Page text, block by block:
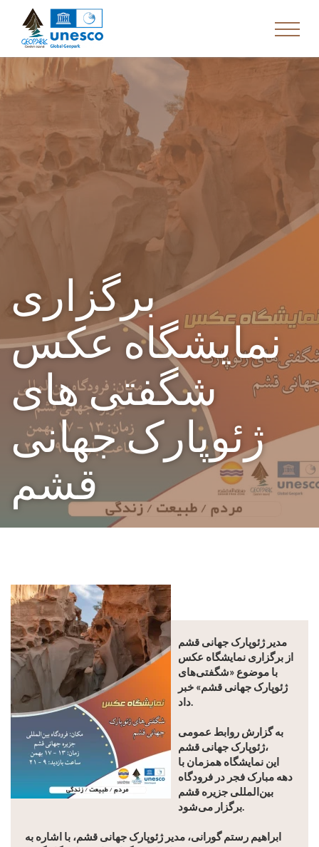
برگزاری
نمایشگاه عکس
شگفتی های
ژئوپارک جهانی
قشم
مدیر ژئوپارک جهانی قشم
از برگزاری نمایشگاه عکس
با موضوع «شگفتی‌های
ژئوپارک جهانی قشم» خبر
داد.
به گزارش روابط عمومی
ژئوپارک جهانی قشم،
این نمایشگاه همزمان با
دهه مبارک فجر در فرودگاه
بین‌المللی جزیره قشم
برگزار می‌شود.
ابراهیم رستم گورانی، مدیر ژئوپارک جهانی قشم، با اشاره به